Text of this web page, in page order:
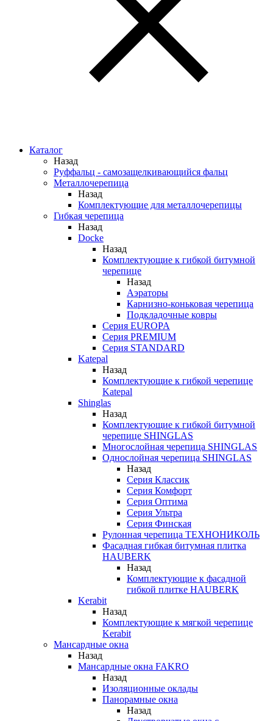
Каталог
Назад
Руффальц - самозащелкивающийся фальц
Металлочерепица
Назад
Комплектующие для металлочерепицы
Гибкая черепица
Назад
Docke
Назад
Комплектующие к гибкой битумной
черепице
Назад
Аэраторы
Карнизно-коньковая черепица
Подкладочные ковры
Серия EUROPA
Серия PREMIUM
Серия STANDARD
Katepal
Назад
Комплектующие к гибкой черепице
Katepal
Shinglas
Назад
Комплектующие к гибкой битумной
черепице SHINGLAS
Многослойная черепица SHINGLAS
Однослойная черепица SHINGLAS
Назад
Серия Классик
Серия Комфорт
Серия Оптима
Серия Ультра
Серия Финская
Рулонная черепица ТЕХНОНИКОЛЬ
Фасадная гибкая битумная плитка
HAUBERK
Назад
Комплектующие к фасадной
гибкой плитке HAUBERK
Kerabit
Назад
Комплектующие к мягкой черепице
Kerabit
Мансардные окна
Назад
Мансардные окна FAKRO
Назад
Изоляционные оклады
Панорамные окна
Назад